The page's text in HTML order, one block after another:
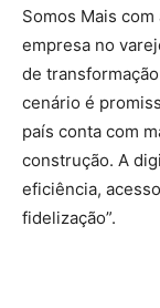
Somos Mais
empresa no
de
cenário é
país conta com
construção. A
eficiência,
fidelização”.